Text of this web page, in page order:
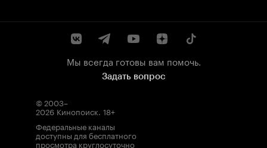
Мы всегда готовы вам помочь.
Задать вопрос
© 2003–
2026 Кинопоиск. 18+
Федеральные каналы
доступны для бесплатного
просмотра круглосуточно